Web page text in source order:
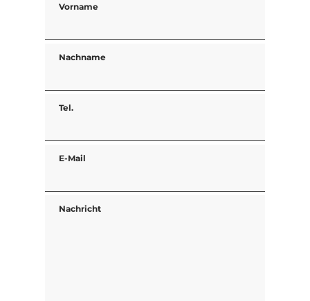
Vorname
Nachname
Tel.
E-Mail
Nachricht